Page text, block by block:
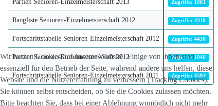
Partien Senioren-Einzelmeisterschaft 2013 Zugriffe: 1061
Rangliste Senioren-Einzelmeisterschaft 2012 Zugriffe: 4310
Fortschrittstabelle Senioren-Einzelmeisterschaft 2012 Zugriffe: 4430
Partien Senioren-Einzelmeisterschaft 2012 Zugriffe: 1046
Fortschrittstabelle Senioren-Einzelmeisterschaft 2011 Zugriffe: 4593
Wir nutzen Cookies auf unserer Website. Einige von ihnen sind
essenziell für den Betrieb der Seite, während andere uns helfen, diese
Website und die Nutzererfahrung zu verbessern (Tracking Cookies).
Sie können selbst entscheiden, ob Sie die Cookies zulassen möchten.
Bitte beachten Sie, dass bei einer Ablehnung womöglich nicht mehr